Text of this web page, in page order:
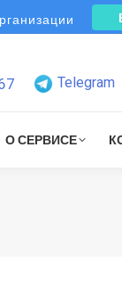
Telegram
О СЕРВИСЕ